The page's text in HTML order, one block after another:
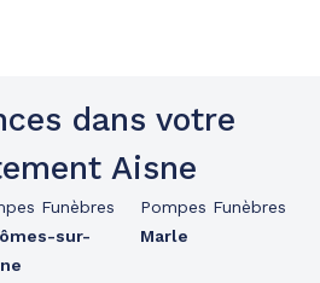
dans votre
Aisne
Funèbres
sur-
Pompes Funèbres
Marle